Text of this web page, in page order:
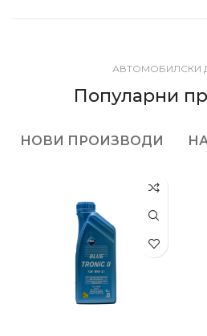
АВТОМОБИЛСКИ
Популарни
НОВИ ПРОИЗВОДИ